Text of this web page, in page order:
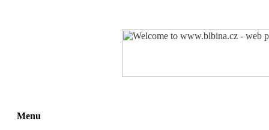
Menu